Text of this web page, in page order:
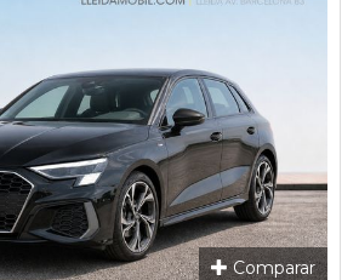
Comparar